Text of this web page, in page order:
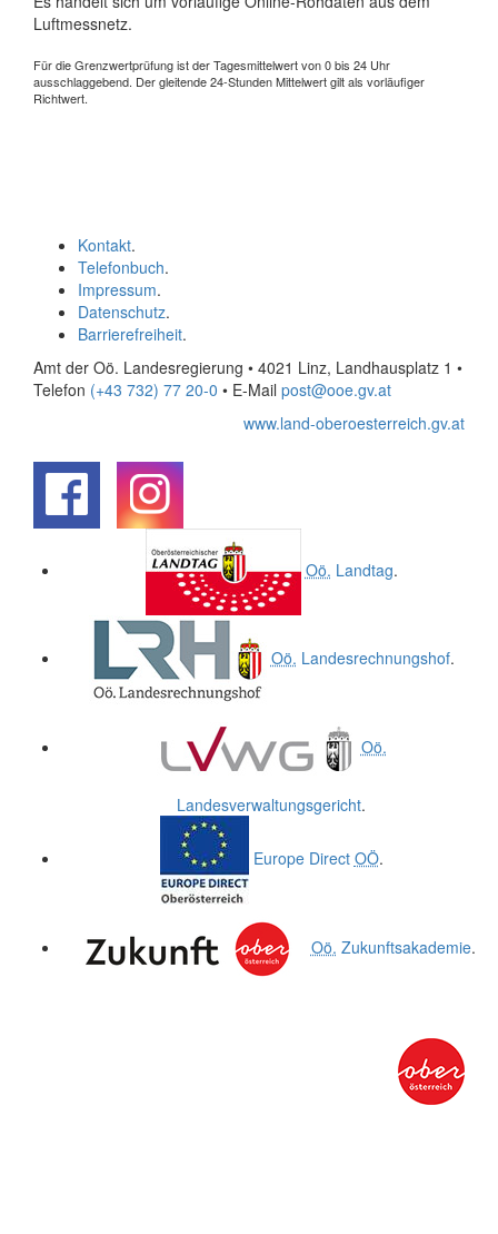
Luftmessnetz.
Für die Grenzwertprüfung ist der Tagesmittelwert von 0 bis 24 Uhr
ausschlaggebend. Der gleitende 24-Stunden Mittelwert gilt als vorläufiger
Richtwert.
Kontakt.
Telefonbuch.
Impressum.
Datenschutz.
Barrierefreiheit.
Amt der Oö. Landesregierung • 4021 Linz, Landhausplatz 1 •
Telefon (+43 732) 77 20-0 • E-Mail post@ooe.gv.at
www.land-oberoesterreich.gv.at
Oö. Landtag.
Oö. Landesrechnungshof.
Oö.
Landesverwaltungsgericht.
Europe Direct OÖ.
Oö. Zukunftsakademie.